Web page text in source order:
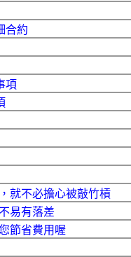
合約
項
就不必擔心被敲竹槓
易有落差
節省費用喔